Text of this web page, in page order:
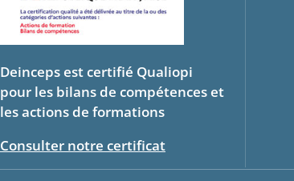
Deinceps est certifié Qualiopi
pour les bilans de compétences et
les actions de formations
Consulter notre certificat